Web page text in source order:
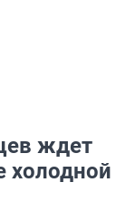
ждет
холодной